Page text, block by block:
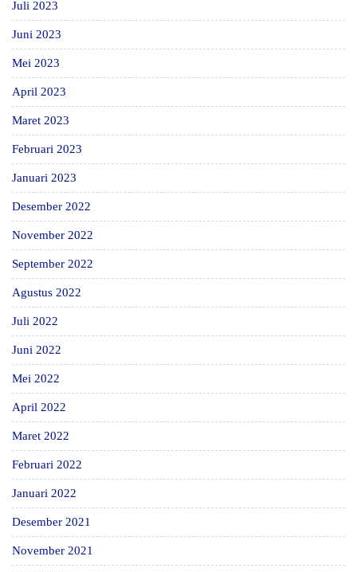
Juli 2023
Juni 2023
Mei 2023
April 2023
Maret 2023
Februari 2023
Januari 2023
Desember 2022
November 2022
September 2022
Agustus 2022
Juli 2022
Juni 2022
Mei 2022
April 2022
Maret 2022
Februari 2022
Januari 2022
Desember 2021
November 2021